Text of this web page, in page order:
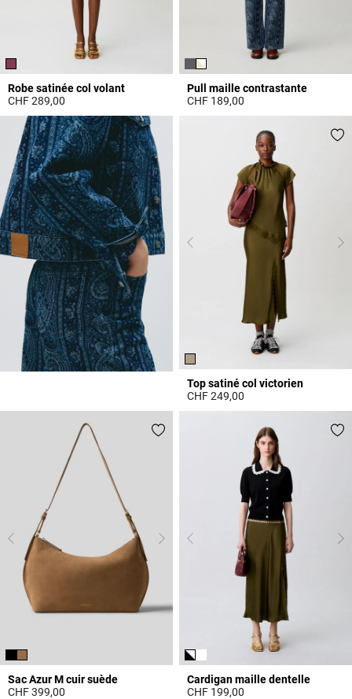
Robe satinée col volant
CHF 289,00
Pull maille contrastante
CHF 189,00
Top satiné col victorien
CHF 249,00
3.8 out of 5 Customer Rating
Sac Azur M cuir suède
CHF 399,00
Cardigan maille dentelle
CHF 199,00